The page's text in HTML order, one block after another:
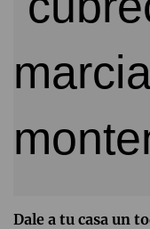
Dale a tu casa un